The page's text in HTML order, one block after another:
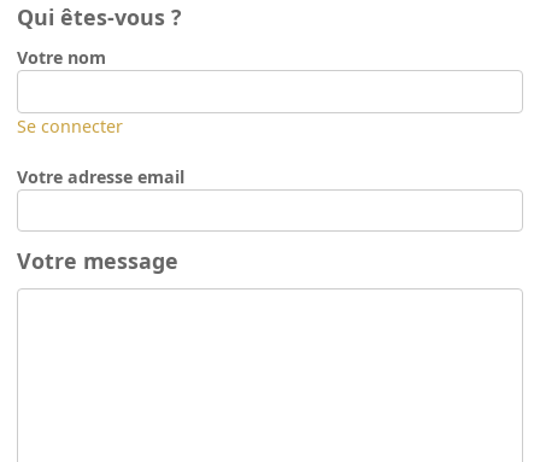
Qui êtes-vous ?
Votre nom
Se connecter
Votre adresse email
Votre message